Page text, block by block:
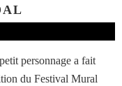
personnage a fait
du Festival Mural